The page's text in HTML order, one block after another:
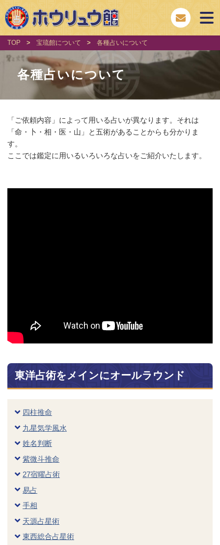
TOP > 宝琉館について > 各種占いについて
各種占いについて
「ご依頼内容」によって用いる占いが異なります。それは
「命・卜・相・医・山」と五術があることからも分かりま
す。
ここでは鑑定に用いるいろいろな占いをご紹介いたします。
東洋占術をメインにオールラウンド
四柱推命
九星気学風水
姓名判断
紫微斗推命
27宿曜占術
易占
手相
天源占星術
東西総合占星術